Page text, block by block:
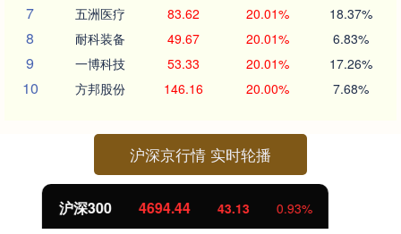
7 五洲医疗 83.62 20.01% 18.37%
8 耐科装备 49.67 20.01% 6.83%
9 一博科技 53.33 20.01% 17.26%
10 方邦股份 146.16 20.00% 7.68%
沪深京行情 实时轮播
北证50 1134.24 11.37 1.01%